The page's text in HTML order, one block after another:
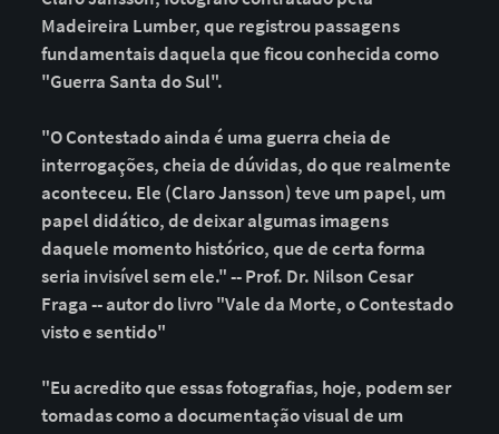
Madeireira Lumber, que registrou passagens
fundamentais daquela que ficou conhecida como
"Guerra Santa do Sul".
"O Contestado ainda é uma guerra cheia de
interrogações, cheia de dúvidas, do que realmente
aconteceu. Ele (Claro Jansson) teve um papel, um
papel didático, de deixar algumas imagens
daquele momento histórico, que de certa forma
seria invisível sem ele." -- Prof. Dr. Nilson Cesar
Fraga -- autor do livro "Vale da Morte, o Contestado
visto e sentido"
"Eu acredito que essas fotografias, hoje, podem ser
tomadas como a documentação visual de um